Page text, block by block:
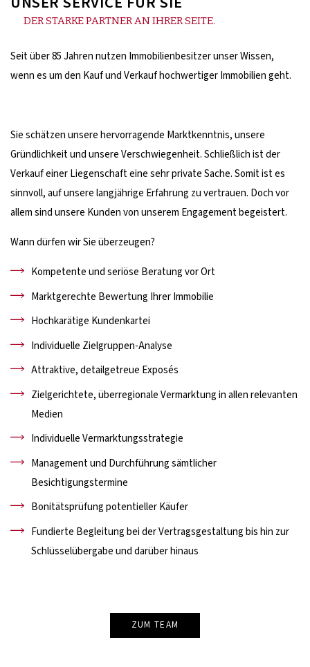
DER STARKE PARTNER AN IHRER SEITE.
Seit über 85 Jahren nutzen Immobilienbesitzer unser Wissen,
wenn es um den Kauf und Verkauf hochwertiger Immobilien geht.
Sie schätzen unsere hervorragende Marktkenntnis, unsere
Gründlichkeit und unsere Verschwiegenheit. Schließlich ist der
Verkauf einer Liegenschaft eine sehr private Sache. Somit ist es
sinnvoll, auf unsere langjährige Erfahrung zu vertrauen. Doch vor
allem sind unsere Kunden von unserem Engagement begeistert.
Wann dürfen wir Sie überzeugen?
Kompetente und seriöse Beratung vor Ort
Marktgerechte Bewertung Ihrer Immobilie
Hochkarätige Kundenkartei
Individuelle Zielgruppen-Analyse
Attraktive, detailgetreue Exposés
Zielgerichtete, überregionale Vermarktung in allen relevanten
Medien
Individuelle Vermarktungsstrategie
Management und Durchführung sämtlicher
Besichtigungstermine
Bonitätsprüfung potentieller Käufer
Fundierte Begleitung bei der Vertragsgestaltung bis hin zur
Schlüsselübergabe und darüber hinaus
ZUM TEAM